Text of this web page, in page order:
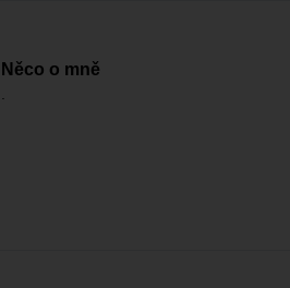
Něco o mně